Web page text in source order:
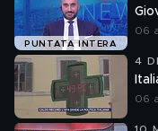
PUNTATA INTERA
06
4
06